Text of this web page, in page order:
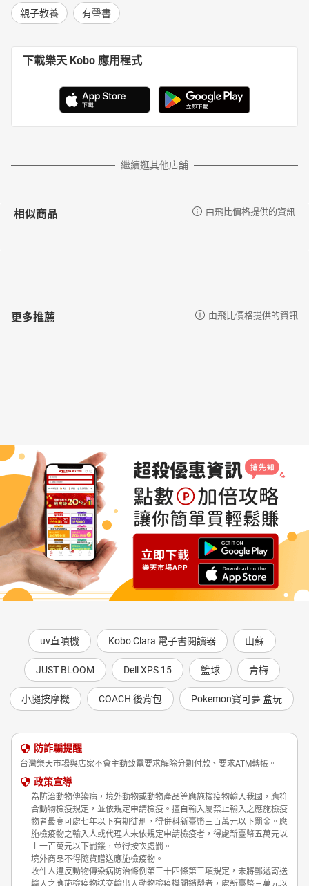
親子教養 有聲書
下載樂天 Kobo 應用程式
繼續逛其他店舖
相似商品 由飛比價格提供的資訊
更多推薦 由飛比價格提供的資訊
uv直噴機 Kobo Clara 電子書閱讀器 山蘇
JUST BLOOM Dell XPS 15 籃球 青梅
小腿按摩機 COACH 後背包 Pokemon寶可夢 盒玩
防詐騙提醒
台灣樂天市場與店家不會主動致電要求解除分期付款、要求ATM轉帳。
政策宣導
為防治動物傳染病，境外動物或動物產品等應施檢疫物輸入我國，應符
合動物檢疫規定，並依規定申請檢疫。擅自輸入屬禁止輸入之應施檢疫
物者最高可處七年以下有期徒刑，得併科新臺幣三百萬元以下罰金。應
施檢疫物之輸入人或代理人未依規定申請檢疫者，得處新臺幣五萬元以
上一百萬元以下罰鍰，並得按次處罰。
境外商品不得隨貨贈送應施檢疫物。
收件人違反動物傳染病防治條例第三十四條第三項規定，未將郵遞寄送
輸入之應施檢疫物送交輸出入動物檢疫機關銷燬者，處新臺幣三萬元以